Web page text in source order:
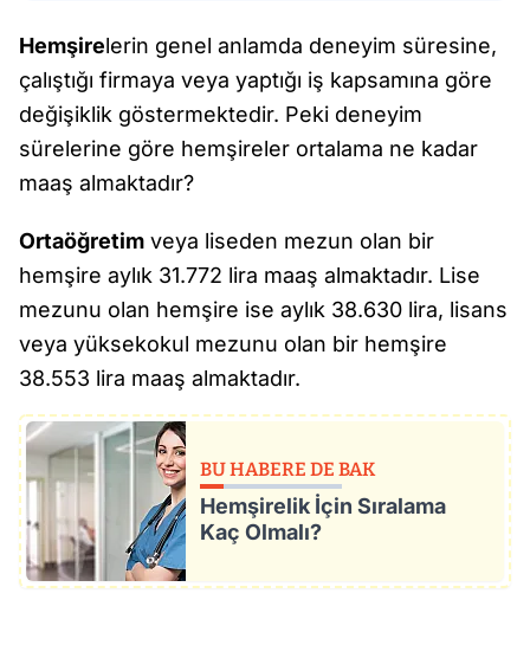
Hemşirelerin genel anlamda deneyim süresine,
çalıştığı firmaya veya yaptığı iş kapsamına göre
değişiklik göstermektedir. Peki deneyim
sürelerine göre hemşireler ortalama ne kadar
maaş almaktadır?
Ortaöğretim veya liseden mezun olan bir
hemşire aylık 31.772 lira maaş almaktadır. Lise
mezunu olan hemşire ise aylık 38.630 lira, lisans
veya yüksekokul mezunu olan bir hemşire
38.553 lira maaş almaktadır.
BU HABERE DE BAK
Hemşirelik İçin Sıralama
Kaç Olmalı?